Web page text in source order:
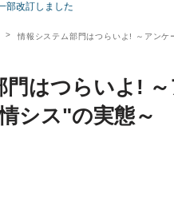
部改訂しました
情報システム部門はつらいよ! ～アン
門はつらいよ!
シス"の実態～